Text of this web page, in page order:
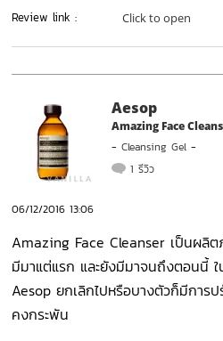
Review link : Click to open
Aesop
Amazing Face
-Cleansing Gel -
1 รีวิว
06/12/2016 13:06
Amazing Face Cleanser เป็นผ
มีมาแต่แรก และยังมีมาจนถึงตอนนี้
Aesop ยกเลิกไปหรือบางตัวก็มีกา
คงกระพัน